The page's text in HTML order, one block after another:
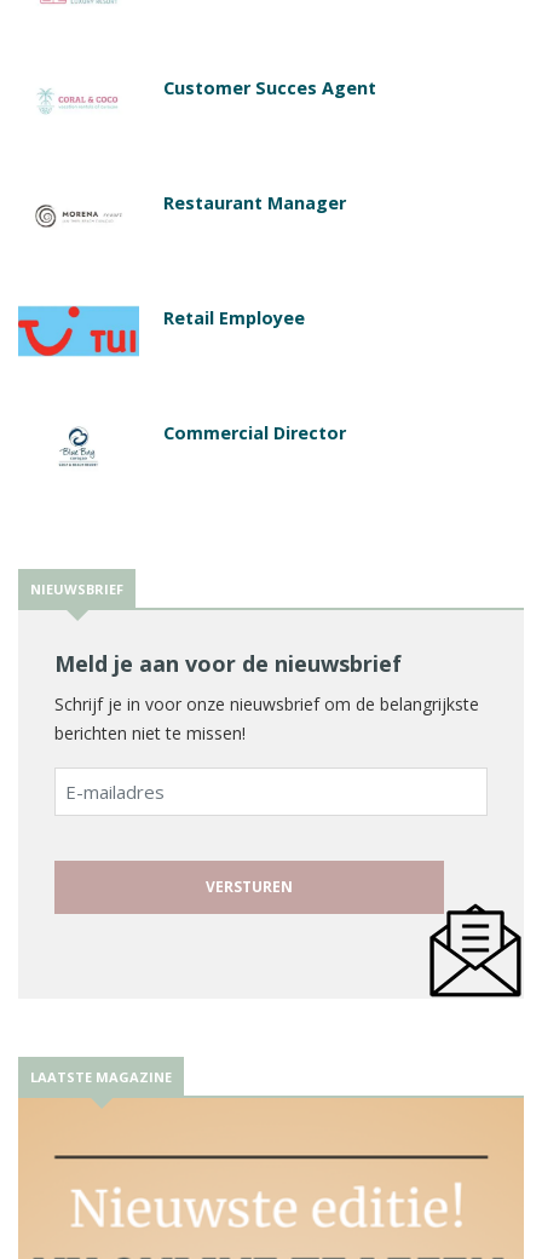
Customer Succes Agent
Restaurant Manager
Retail Employee
Commercial Director
NIEUWSBRIEF
Meld je aan voor de nieuwsbrief
Schrijf je in voor onze nieuwsbrief om de belangrijkste
berichten niet te missen!
E-
mailadres
LAATSTE MAGAZINE